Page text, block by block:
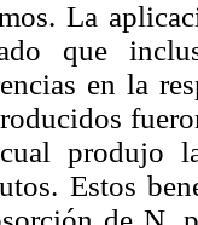
La
que
en la
produjo
Estos